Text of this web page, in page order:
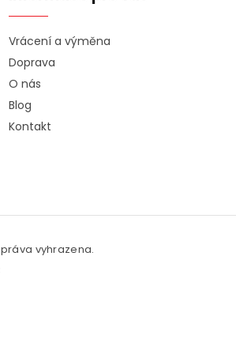
Vrácení a výměna
Doprava
O nás
Blog
Kontakt
vyhrazena.